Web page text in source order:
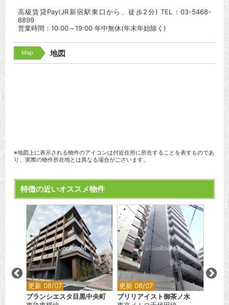
高級賃貸Pay(JR新宿駅東口から、徒歩2分) TEL：03-5468-
8899
営業時間：10:00～19:00 年中無休(年末年始除く)
Map 地図
※地図上に表示される物件のアイコンは付近住所に所在することを表すものであ
り、実際の物件所在地とは異なる場合がございます。
特徴の近いオススメ物件
更新 08/07
ブランシエスタ目黒中央町
更新 08/07
ブリリアイスト御茶ノ水